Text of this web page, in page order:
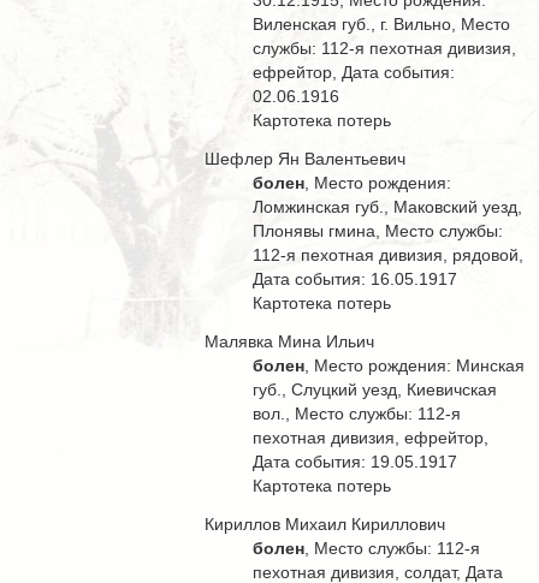
Виленская губ., г. Вильно, Место
службы: 112-я пехотная дивизия,
ефрейтор, Дата события:
02.06.1916
Картотека потерь
Шефлер Ян Валентьевич
болен , Место рождения:
Ломжинская губ., Маковский уезд,
Плонявы гмина, Место службы:
112-я пехотная дивизия, рядовой,
Дата события: 16.05.1917
Картотека потерь
Малявка Мина Ильич
болен , Место рождения: Минская
губ., Слуцкий уезд, Киевичская
вол., Место службы: 112-я
пехотная дивизия, ефрейтор,
Дата события: 19.05.1917
Картотека потерь
Кириллов Михаил Кириллович
болен , Место службы: 112-я
пехотная дивизия, солдат, Дата